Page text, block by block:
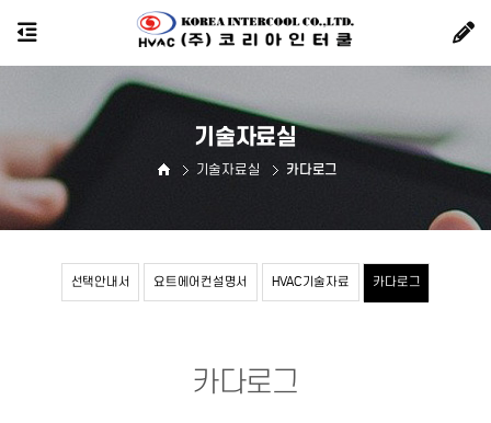
선택안내서 요트에어컨설명서 HVAC기술자료 카다로그
기술자료실 카다로그
기술자료실
카다로그